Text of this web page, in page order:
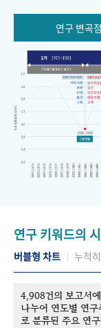
연구 변곡
연구 키워드의
버블형 차트 누적
4,908건의 보고서
나누어 연도별 연
로 분류된 주요 연